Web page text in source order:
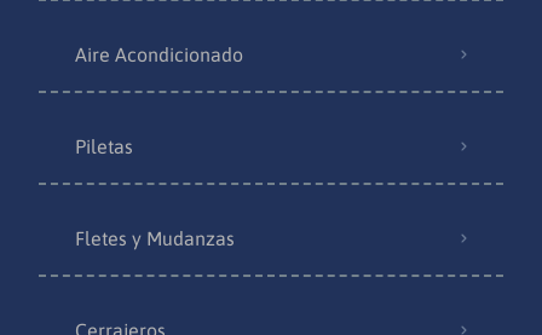
Aire Acondicionado
Piletas
Fletes y Mudanzas
Cerrajeros